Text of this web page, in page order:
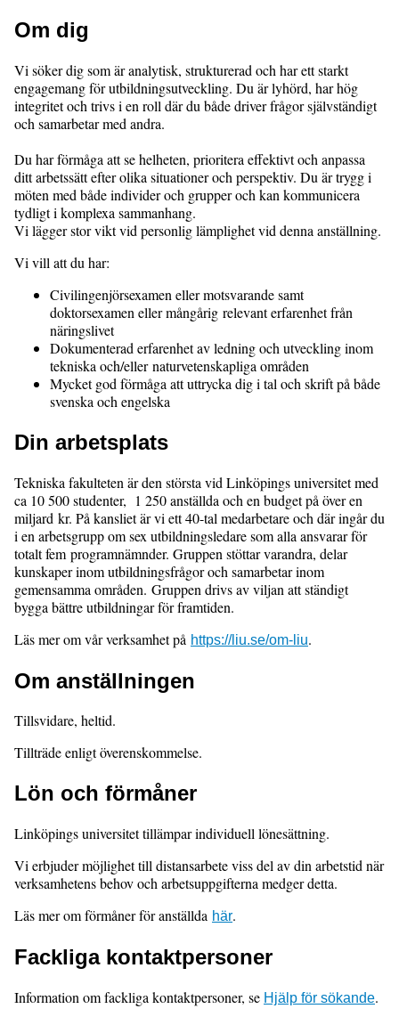
Om dig
Vi söker dig som är analytisk, strukturerad och har ett starkt
engagemang för utbildningsutveckling. Du är lyhörd, har hög
integritet och trivs i en roll där du både driver frågor självständigt
och samarbetar med andra.
Du har förmåga att se helheten, prioritera effektivt och anpassa
ditt arbetssätt efter olika situationer och perspektiv. Du är trygg i
möten med både individer och grupper och kan kommunicera
tydligt i komplexa sammanhang.
Vi lägger stor vikt vid personlig lämplighet vid denna anställning.
Vi vill att du har:
Civilingenjörsexamen eller motsvarande samt
doktorsexamen eller mångårig relevant erfarenhet från
näringslivet
Dokumenterad erfarenhet av ledning och utveckling inom
tekniska och/eller naturvetenskapliga områden
Mycket god förmåga att uttrycka dig i tal och skrift på både
svenska och engelska
Din arbetsplats
Tekniska fakulteten är den största vid Linköpings universitet med
ca 10 500 studenter, 1 250 anställda och en budget på över en
miljard kr. På kansliet är vi ett 40-tal medarbetare och där ingår du
i en arbetsgrupp om sex utbildningsledare som alla ansvarar för
totalt fem programnämnder. Gruppen stöttar varandra, delar
kunskaper inom utbildningsfrågor och samarbetar inom
gemensamma områden. Gruppen drivs av viljan att ständigt
bygga bättre utbildningar för framtiden.
Läs mer om vår verksamhet på https://liu.se/om-liu.
Om anställningen
Tillsvidare, heltid.
Tillträde enligt överenskommelse.
Lön och förmåner
Linköpings universitet tillämpar individuell lönesättning.
Vi erbjuder möjlighet till distansarbete viss del av din arbetstid när
verksamhetens behov och arbetsuppgifterna medger detta.
Läs mer om förmåner för anställda här.
Fackliga kontaktpersoner
Information om fackliga kontaktpersoner, se Hjälp för sökande.